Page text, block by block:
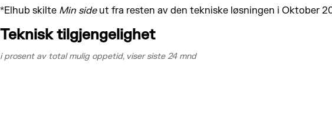
*Elhub skilte Min sideut fra resten av den tekniske løsningen i Oktober
Teknisk tilgjengelighet
i prosent av total mulig oppetid, viser siste 24 mnd